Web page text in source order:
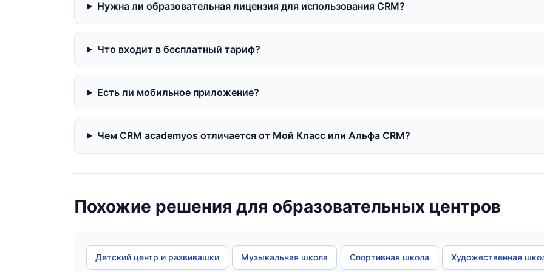
Нужна ли образовательная лицензия для использования CRM?
Что входит в бесплатный тариф?
Есть ли мобильное приложение?
Чем CRM academyos отличается от Мой Класс или Альфа CRM?
Похожие решения для образовательных центров
Детский центр и развивашки Музыкальная школа Спортивная школа Художественная